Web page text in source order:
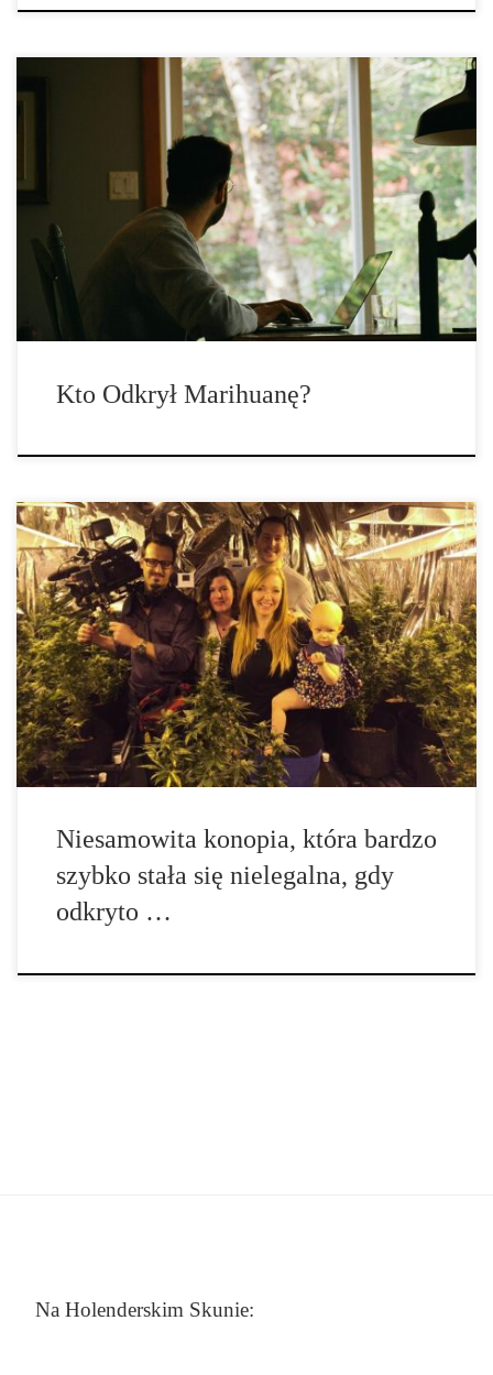
Kto odkrył marihuanę? Starożytne początki cannabis. Ludzkość
używa konopi znacznie dłużej, niż większość ludzi zdaje sobie
sprawę. Próba opowiedzenia historii starożytnej marihuany jest jak
próba odgadnięcia obrazka na układance, w której brakuje
większości elementów. Większość tego, co wiemy o historycznych
zastosowaniach konopi indyjskich, pochodzi z nielicznych
dowodów archeologicznych i często niepewnych tłumaczeń
tekstów sprzed tysięcy lat. Możemy zgadywać, ale w […]
Kto Odkrył Marihuanę?
Jak to możliwe, że roślina, która jest tak łatwa w uprawie i ma tak
wiele zastosowań odkąd pierwszy raz była uprawiana w Chinach
około 6000 roku p.n.e. stała się nielegalna? Nawet oryginał
Deklaracji Niepodległości został napisany na papierze z konopi.
Włókno konopne używane było do produkowania żagli i lin w
statkach morskich w XVII i XVIII wieku. Aż do początku […]
Niesamowita konopia, która bardzo
szybko stała się nielegalna, gdy
odkryto …
Na Holenderskim Skunie: